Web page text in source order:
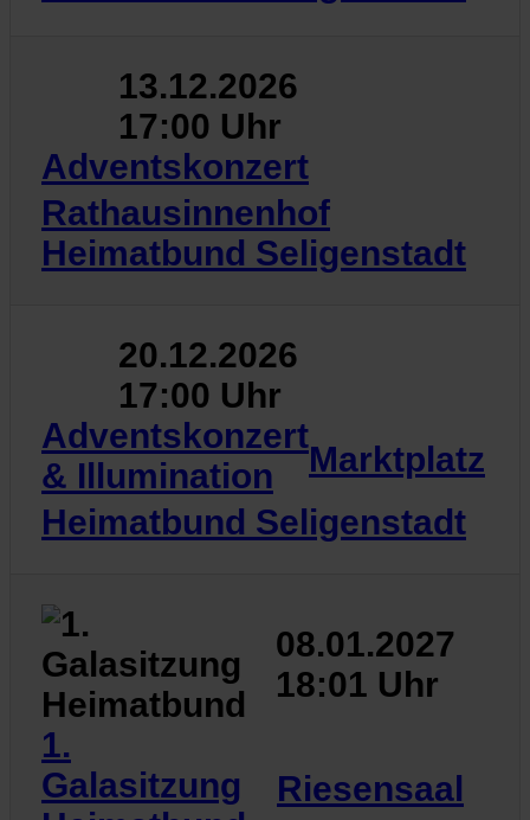
13.12.2026
17:00 Uhr
Adventskonzert
Rathausinnenhof
Heimatbund Seligenstadt
20.12.2026
17:00 Uhr
Adventskonzert
& Illumination
Marktplatz
Heimatbund Seligenstadt
08.01.2027
18:01 Uhr
1.
Galasitzung
Riesensaal